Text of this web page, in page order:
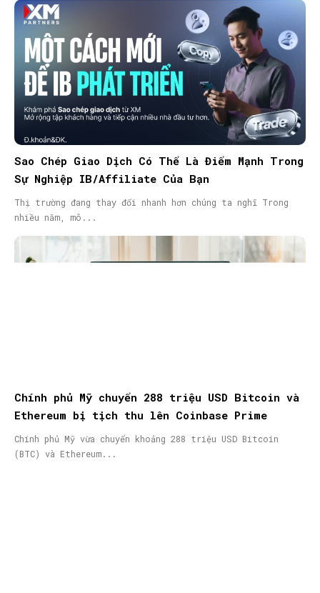
Sao Chép Giao Dịch Có Thể Là Điểm Mạnh Trong
Sự Nghiệp IB/Affiliate Của Bạn
Thị trường đang thay đổi nhanh hơn chúng ta nghĩ Trong
nhiều năm, mô...
Chính phủ Mỹ chuyển 288 triệu USD Bitcoin và
Ethereum bị tịch thu lên Coinbase Prime
Chính phủ Mỹ vừa chuyển khoảng 288 triệu USD Bitcoin
(BTC) và Ethereum...